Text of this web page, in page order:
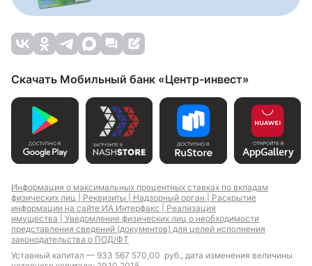
Скачать Мобильный банк «Центр-инвест»
Информация о максимальных процентных ставках по вкладам
физических лиц | Реквизиты | Надзорный орган | Раскрытие
информации на сайте ИА Интерфакс | Реализация
имущества | Уведомление физических лиц о необходимости
представления сведений (документов) для целей исполнения
законодательства о ПОД/ФТ
Уставный капитал — 933 567 570,00 руб., дата изменения величины